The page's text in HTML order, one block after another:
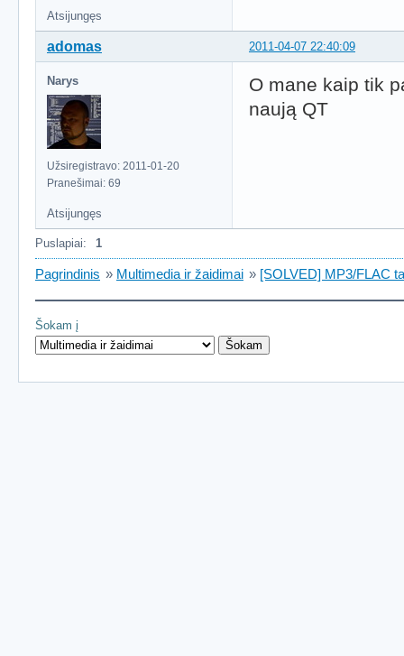
Atsijungęs
2011-04-07 22:40:09
adomas
Narys
Užsiregistravo: 2011-01-20
Pranešimai: 69
O mane kaip tik
naują QT
Atsijungęs
Puslapiai: 1
Pagrindinis » Multimedia ir žaidimai » [SOLVED] MP3/FLAC
Šokam į